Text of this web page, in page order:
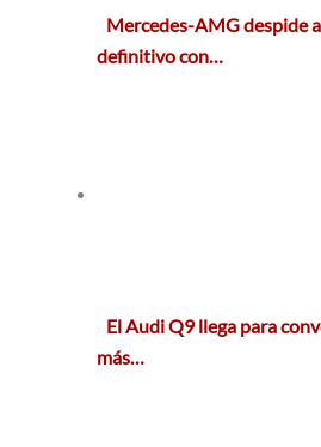
Mercedes-AMG despide
definitivo con…
El Audi Q9 llega para
más…